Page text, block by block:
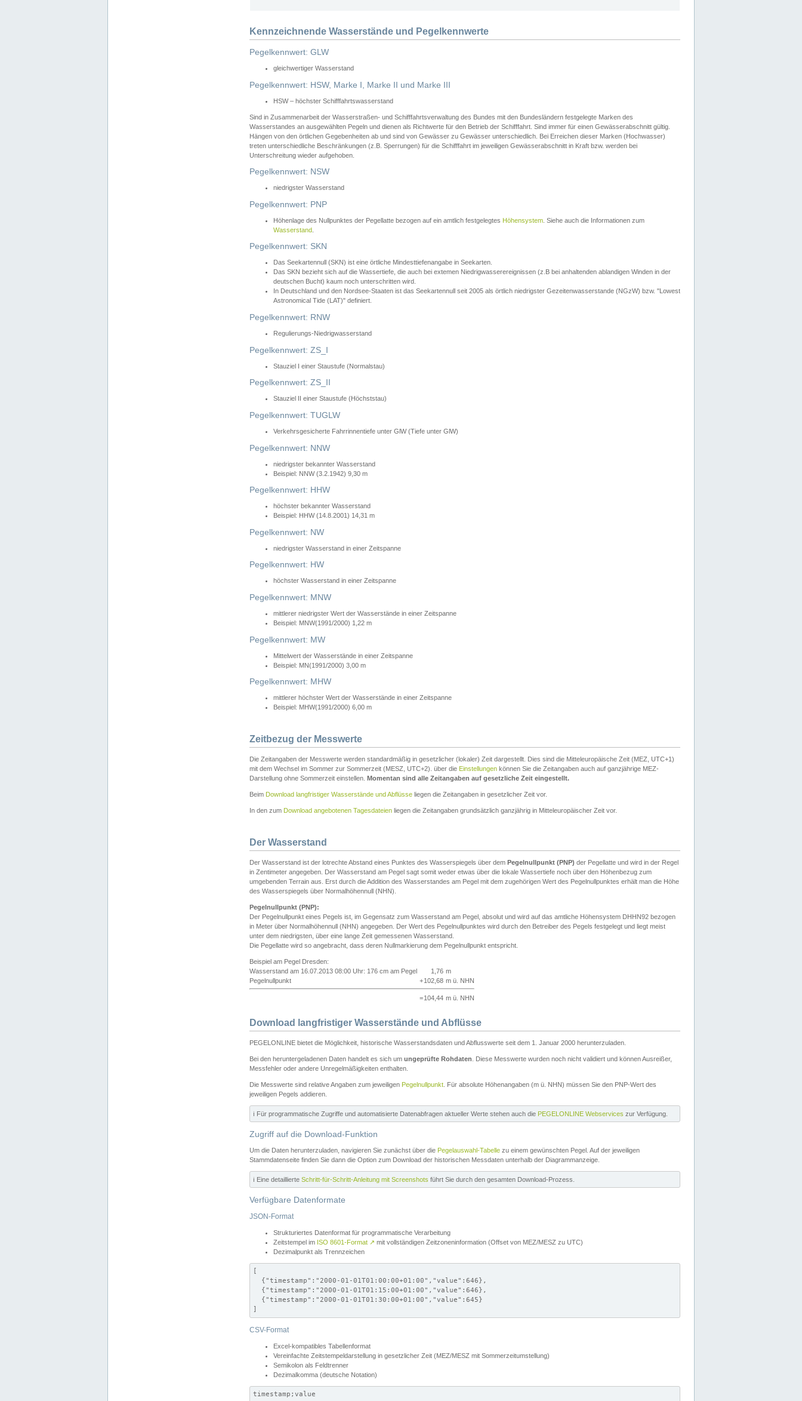
Kennzeichnende Wasserstände und Pegelkennwerte
Pegelkennwert: GLW
gleichwertiger Wasserstand
Pegelkennwert: HSW, Marke I, Marke II und Marke III
HSW – höchster Schifffahrtswasserstand
Sind in Zusammenarbeit der Wasserstraßen- und Schifffahrtsverwaltung des Bundes mit den Bundesländern festgelegte Marken des
Wasserstandes an ausgewählten Pegeln und dienen als Richtwerte für den Betrieb der Schifffahrt. Sind immer für einen Gewässerabschnitt gültig.
Hängen von den örtlichen Gegebenheiten ab und sind von Gewässer zu Gewässer unterschiedlich. Bei Erreichen dieser Marken (Hochwasser)
treten unterschiedliche Beschränkungen (z.B. Sperrungen) für die Schifffahrt im jeweiligen Gewässerabschnitt in Kraft bzw. werden bei
Unterschreitung wieder aufgehoben.
Pegelkennwert: NSW
niedrigster Wasserstand
Pegelkennwert: PNP
Höhenlage des Nullpunktes der Pegellatte bezogen auf ein amtlich festgelegtes Höhensystem . Siehe auch die Informationen zum
Wasserstand
Pegelkennwert: SKN
Das Seekartennull (SKN) ist eine örtliche Mindesttiefenangabe in Seekarten.
Das SKN bezieht sich auf die Wassertiefe, die auch bei extemen Niedrigwasserereignissen (z.B bei anhaltenden ablandigen Winden in der
deutschen Bucht) kaum noch unterschritten wird.
In Deutschland und den Nordsee-Staaten ist das Seekartennull seit 2005 als örtlich niedrigster Gezeitenwasserstande (NGzW) bzw. "Lowest
Astronomical Tide (LAT)" definiert.
Pegelkennwert: RNW
Regulierungs-Niedrigwasserstand
Pegelkennwert: ZS_I
Stauziel I einer Staustufe (Normalstau)
Pegelkennwert: ZS_II
Stauziel II einer Staustufe (Höchststau)
Pegelkennwert: TUGLW
Verkehrsgesicherte Fahrrinnentiefe unter GlW (Tiefe unter GlW)
Pegelkennwert: NNW
niedrigster bekannter Wasserstand
Beispiel: NNW (3.2.1942) 9,30 m
Pegelkennwert: HHW
höchster bekannter Wasserstand
Beispiel: HHW (14.8.2001) 14,31 m
Pegelkennwert: NW
niedrigster Wasserstand in einer Zeitspanne
Pegelkennwert: HW
höchster Wasserstand in einer Zeitspanne
Pegelkennwert: MNW
mittlerer niedrigster Wert der Wasserstände in einer Zeitspanne
Beispiel: MNW(1991/2000) 1,22 m
Pegelkennwert: MW
Mittelwert der Wasserstände in einer Zeitspanne
Beispiel: MN(1991/2000) 3,00 m
Pegelkennwert: MHW
mittlerer höchster Wert der Wasserstände in einer Zeitspanne
Beispiel: MHW(1991/2000) 6,00 m
Zeitbezug der Messwerte
Die Zeitangaben der Messwerte werden standardmäßig in gesetzlicher (lokaler) Zeit dargestellt. Dies sind die Mitteleuropäische Zeit (MEZ, UTC+1)
mit dem Wechsel im Sommer zur Sommerzeit (MESZ, UTC+2). über die Einstellungen können Sie die Zeitangaben auch auf ganzjährige MEZ-
Darstellung ohne Sommerzeit einstellen. Momentan sind alle Zeitangaben auf gesetzliche Zeit eingestellt.
Beim Download langfristiger Wasserstände und Abflüsse liegen die Zeitangaben in gesetzlicher Zeit vor.
In den zum Download angebotenen Tagesdateien liegen die Zeitangaben grundsätzlich ganzjährig in Mitteleuropäischer Zeit vor.
Der Wasserstand
Der Wasserstand ist der lotrechte Abstand eines Punktes des Wasserspiegels über dem Pegelnullpunkt (PNP) der Pegellatte und wird in der Regel
in Zentimeter angegeben. Der Wasserstand am Pegel sagt somit weder etwas über die lokale Wassertiefe noch über den Höhenbezug zum
umgebenden Terrain aus. Erst durch die Addition des Wasserstandes am Pegel mit dem zugehörigen Wert des Pegelnullpunktes erhält man die Höhe
des Wasserspiegels über Normalhöhennull (NHN).
Pegelnullpunkt (PNP):
Der Pegelnullpunkt eines Pegels ist, im Gegensatz zum Wasserstand am Pegel, absolut und wird auf das amtliche Höhensystem DHHN92 bezogen
in Meter über Normalhöhennull (NHN) angegeben. Der Wert des Pegelnullpunktes wird durch den Betreiber des Pegels festgelegt und liegt meist
unter dem niedrigsten, über eine lange Zeit gemessenen Wasserstand.
Die Pegellatte wird so angebracht, dass deren Nullmarkierung dem Pegelnullpunkt entspricht.
Beispiel am Pegel Dresden:
Wasserstand am 16.07.2013 08:00 Uhr: 176 cm am Pegel
1,76 m
Pegelnullpunkt
+102,68 m ü. NHN
=104,44 m ü. NHN
Download langfristiger Wasserstände und Abflüsse
PEGELONLINE bietet die Möglichkeit, historische Wasserstandsdaten und Abflusswerte seit dem 1. Januar 2000 herunterzuladen.
Bei den heruntergeladenen Daten handelt es sich um ungeprüfte Rohdaten . Diese Messwerte wurden noch nicht validiert und können Ausreißer,
Messfehler oder andere Unregelmäßigkeiten enthalten.
Die Messwerte sind relative Angaben zum jeweiligen Pegelnullpunkt . Für absolute Höhenangaben (m ü. NHN) müssen Sie den PNP-Wert des
jeweiligen Pegels addieren.
ℹ️ Für programmatische Zugriffe und automatisierte Datenabfragen aktueller Werte stehen auch die PEGELONLINE Webservices zur Verfügung.
Zugriff auf die Download-Funktion
Um die Daten herunterzuladen, navigieren Sie zunächst über die Pegelauswahl-Tabelle zu einem gewünschten Pegel. Auf der jeweiligen
Stammdatenseite finden Sie dann die Option zum Download der historischen Messdaten unterhalb der Diagrammanzeige.
ℹ️ Eine detaillierte Schritt-für-Schritt-Anleitung mit Screenshots führt Sie durch den gesamten Download-Prozess.
Verfügbare Datenformate
JSON-Format
Strukturiertes Datenformat für programmatische Verarbeitung
Zeitstempel im ISO 8601-Format ↗ mit vollständigen Zeitzoneninformation (Offset von MEZ/MESZ zu UTC)
Dezimalpunkt als Trennzeichen
[
  {"timestamp":"2000-01-01T01:00:00+01:00","value":646},
  {"timestamp":"2000-01-01T01:15:00+01:00","value":646},
  {"timestamp":"2000-01-01T01:30:00+01:00","value":645}
]
CSV-Format
Excel-kompatibles Tabellenformat
Vereinfachte Zeitstempeldarstellung in gesetzlicher Zeit (MEZ/MESZ mit Sommerzeitumstellung)
Semikolon als Feldtrenner
Dezimalkomma (deutsche Notation)
timestamp;value